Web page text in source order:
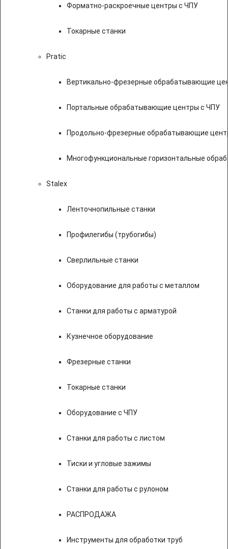
Форматно-раскроечные центры с ЧПУ
Токарные станки
Pratic
Вертикально-фрезерные обрабатывающие
Портальные обрабатывающие центры с ЧПУ
Продольно-фрезерные обрабатывающие
Многофункциональные горизонтальные
Stalex
Ленточнопильные станки
Профилегибы (трубогибы)
Сверлильные станки
Оборудование для работы с металлом
Станки для работы с арматурой
Кузнечное оборудование
Фрезерные станки
Токарные станки
Оборудование с ЧПУ
Станки для работы с листом
Тиски и угловые зажимы
Станки для работы с рулоном
РАСПРОДАЖА
Инструменты для обработки труб